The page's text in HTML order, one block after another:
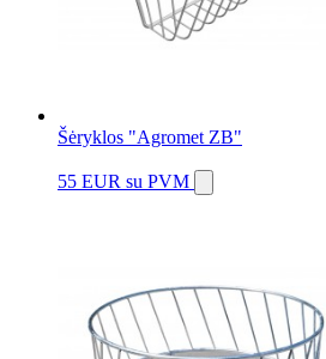
Šėryklos "Agromet ZB"
55 EUR su PVM